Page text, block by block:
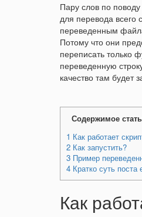
Пару слов по
для перевода всего
переведенным
Потому что они
переписать только
переведенную
качество там будет
Содержимое
1 Как работает
2 Как запустить?
3 Пример
4 Кратко суть поста
Как